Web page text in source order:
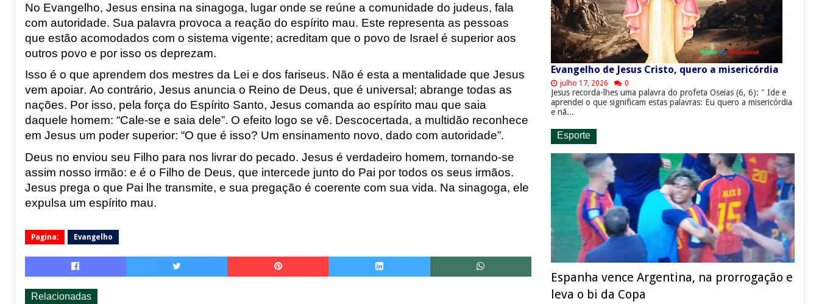
No Evangelho, Jesus ensina na sinagoga, lugar onde se reúne a comunidade do judeus, fala
com autoridade. Sua palavra provoca a reação do espírito mau. Este representa as pessoas
que estão acomodados com o sistema vigente; acreditam que o povo de Israel é superior aos
outros povo e por isso os deprezam.
Isso é o que aprendem dos mestres da Lei e dos fariseus. Não é esta a mentalidade que Jesus
vem apoiar. Ao contrário, Jesus anuncia o Reino de Deus, que é universal; abrange todas as
nações. Por isso, pela força do Espírito Santo, Jesus comanda ao espírito mau que saia
daquele homem: “Cale-se e saia dele”. O efeito logo se vê. Descocertada, a multidão reconhece
em Jesus um poder superior: “O que é isso? Um ensinamento novo, dado com autoridade”.
Deus no enviou seu Filho para nos livrar do pecado. Jesus é verdadeiro homem, tornando-se
assim nosso irmão: e é o Filho de Deus, que intercede junto do Pai por todos os seus irmãos.
Jesus prega o que Pai lhe transmite, e sua pregação é coerente com sua vida. Na sinagoga, ele
expulsa um espírito mau.
Pagina: Evangelho
Relacionadas
Evangelho de Jesus Cristo, quero a misericórdia
julho 17, 2026 0
Jesus recorda-lhes uma palavra do profeta Oseias (6, 6): " Ide e
aprendei o que significam estas palavras: Eu quero a misericórdia
e nã...
Esporte
Espanha vence Argentina, na prorrogação e
leva o bi da Copa